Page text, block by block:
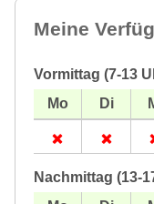
Meine
Vormittag (7-13
Nachmittag (13-